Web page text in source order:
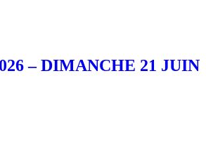
– DIMANCHE 21 JUIN